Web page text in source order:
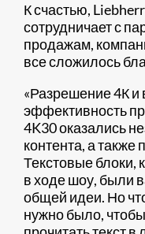
К счастью,
сотрудничает с
продажам,
все сложилось
«Разрешение 4К и
эффективность
4K30 оказались
контента, а
Текстовые блоки,
в ходе шоу, были
общей идеи. Но
нужно было,